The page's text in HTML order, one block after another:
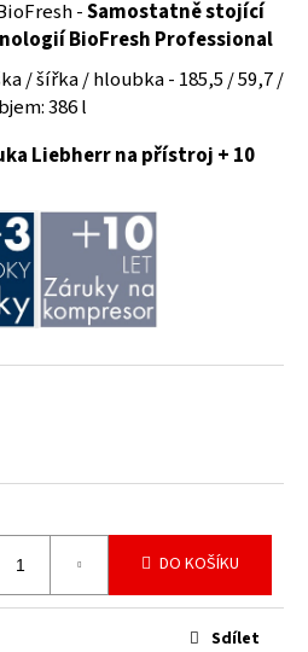
-Samostatně stojící
BioFresh Professional
/ šířka / hloubka - 185,5 / 59,7 /
386 l
Liebherr na přístroj + 10
DO KOŠÍKU
Sdílet